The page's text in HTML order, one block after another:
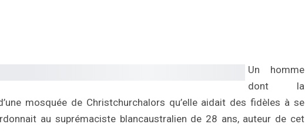
Un homme
dont la
mosquée de Christchurchalors qu’elle aidait des fidèles à se
au suprémaciste blancaustralien de 28 ans, auteur de cet